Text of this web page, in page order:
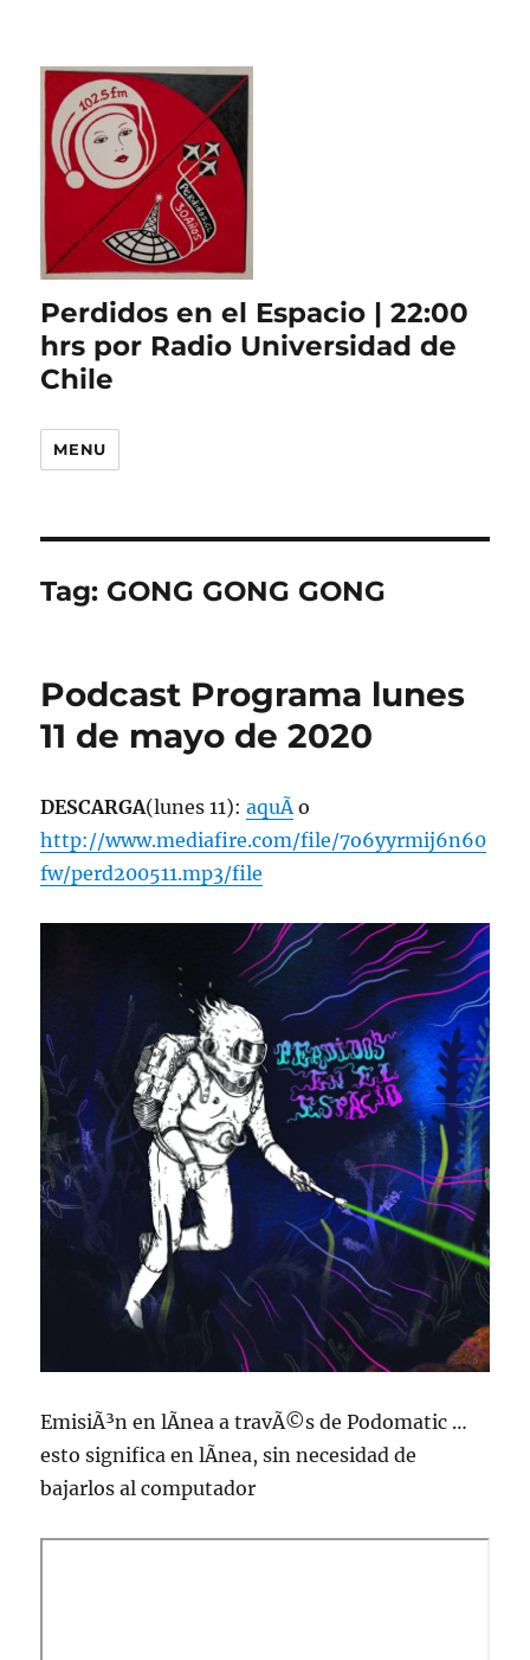
Perdidos en el Espacio | 22:00
hrs por Radio Universidad de
Chile
MENU
Tag: GONG GONG GONG
Podcast Programa lunes
11 de mayo de 2020
DESCARGA(lunes 11):aquÃ­o
http://www.mediafire.com/file/7o6yyrmij6n60
fw/perd200511.mp3/file
EmisiÃ³n en lÃ­nea a travÃ©s de Podomatic …
esto significa en lÃ­nea, sin necesidad de
bajarlos al computador